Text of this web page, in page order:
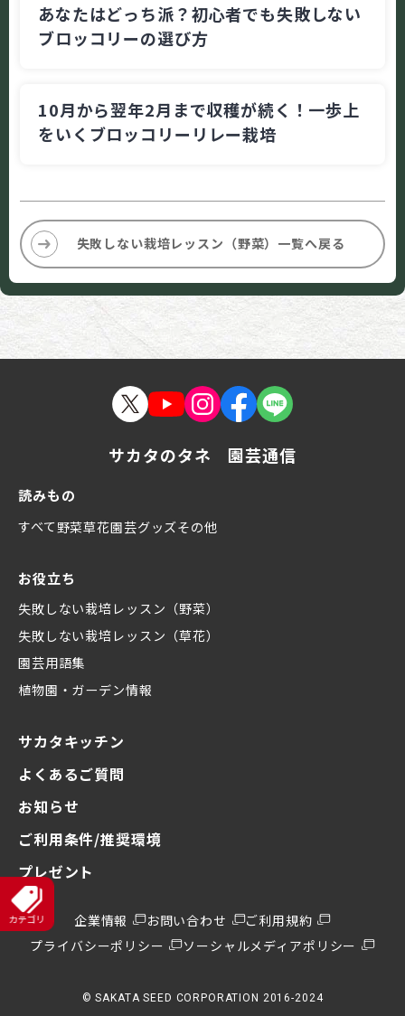
あなたはどっち派？初心者でも失敗しない
ブロッコリーの選び方
10月から翌年2月まで収穫が続く！一歩上
をいくブロッコリーリレー栽培
失敗しない栽培レッスン（野菜）一覧へ戻る
サカタのタネ 園芸通信
読みもの
すべて野菜草花園芸グッズその他
お役立ち
失敗しない栽培レッスン（野菜）
失敗しない栽培レッスン（草花）
園芸用語集
植物園・ガーデン情報
サカタキッチン
よくあるご質問
お知らせ
ご利用条件/推奨環境
プレゼント
企業情報 お問い合わせ
ご利用規約
プライバシーポリシー
ソーシャルメディアポリシー
© SAKATA SEED CORPORATION 2016-2024